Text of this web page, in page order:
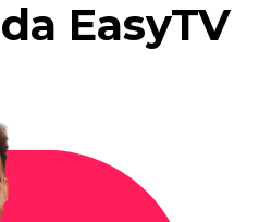
EasyTV